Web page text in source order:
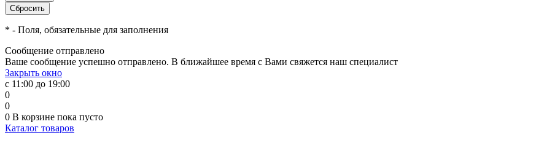
* - Поля, обязательные для заполнения
Сообщение отправлено
Ваше сообщение успешно отправлено. В ближайшее время с Вами свяжется наш специалист
Закрыть окно
с 11:00 до 19:00
0
0
0 В корзине пока пусто
Каталог товаров